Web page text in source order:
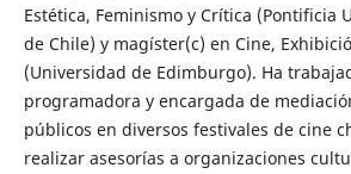
Estética, Feminismo y Crítica (Pontificia
de Chile) y magíster(c) en Cine,
(Universidad de Edimburgo). Ha
programadora y encargada de
públicos en diversos festivales de cine
realizar asesorías a organizaciones